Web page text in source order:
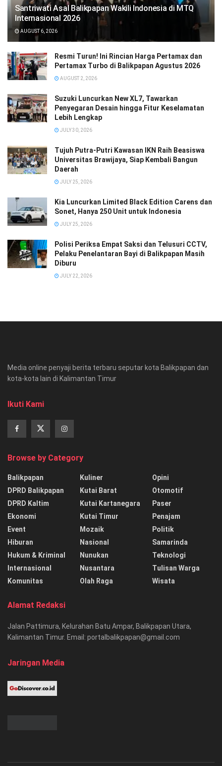
Santriwati Asal Balikpapan Wakili Indonesia di MTQ
Internasional 2026
AUGUST 6, 2026
Resmi Turun! Ini Rincian Harga Pertamax dan
Pertamax Turbo di Balikpapan Agustus 2026
AUGUST 2, 2026
Suzuki Luncurkan New XL7, Tawarkan
Penyegaran Desain hingga Fitur Keselamatan
Lebih Lengkap
JULY 30, 2026
Tujuh Putra-Putri Kawasan IKN Raih Beasiswa
Universitas Brawijaya, Siap Kembali Bangun
Daerah
JULY 25, 2026
Kia Luncurkan Limited Black Edition Carens dan
Sonet, Hanya 250 Unit untuk Indonesia
JULY 25, 2026
Polisi Periksa Empat Saksi dan Telusuri CCTV,
Pelaku Penelantaran Bayi di Balikpapan Masih
Diburu
JULY 22, 2026
Media online penyaji berita terbaru seputar kota Balikpapan dan
kota-kota lain di Kalimantan Timur
Ikuti Kami
Browse by Category
Balikpapan
DPRD Balikpapan
DPRD Kaltim
Ekonomi
Event
Hiburan
Hukum & Kriminal
Internasional
Komunitas
Kuliner
Kutai Barat
Kutai Kartanegara
Kutai Timur
Mozaik
Nasional
Nunukan
Nusantara
Olah Raga
Opini
Otomotif
Paser
Penajam
Politik
Samarinda
Teknologi
Tulisan Warga
Wisata
Alamat Redaksi
Jalan Pattimura, Kelurahan Batu Ampar, Balikpapan Utara,
Kalimantan Timur. Email: portalbalikpapan@gmail.com
Jaringan Media